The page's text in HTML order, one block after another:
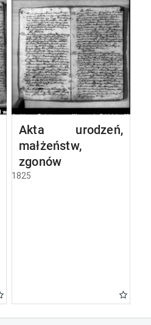
Akta urodzeń,
małżeństw,
zgonów
1825